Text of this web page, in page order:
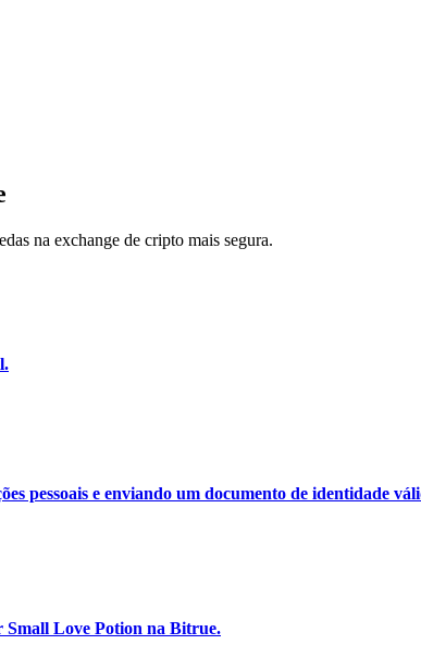
etc.
na exchange de cripto mais segura.
pessoais e enviando um documento de identidade
Small Love Potion na Bitrue.